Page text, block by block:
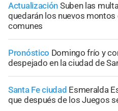
Actualización Suben las
quedarán los nuevos
comunes
Pronóstico Domingo frío y
despejado en la ciudad de
Santa Fe ciudad Esmeralda
que después de los Juegos